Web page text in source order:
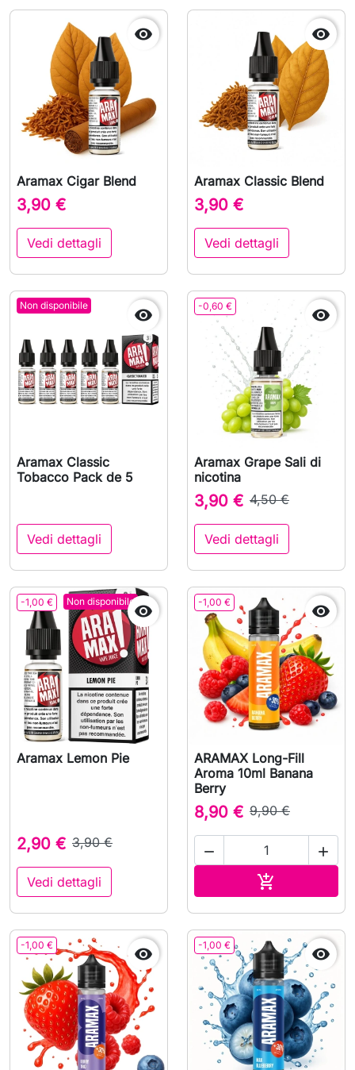

Aramax Cigar Blend
3,90 €
Vedi dettagli

Aramax Classic Blend
3,90 €
Vedi dettagli
Non disponibile

Aramax Classic
Tobacco Pack de 5
Vedi dettagli
-0,60 € 
Aramax Grape Sali di
nicotina
3,90 € 4,50 €
Vedi dettagli
-1,00 € Non disponibile

Aramax Lemon Pie
2,90 € 3,90 €
Vedi dettagli
-1,00 € 
ARAMAX Long-Fill
Aroma 10ml Banana
Berry
8,90 € 9,90 €
 

-1,00 €  -1,00 € 